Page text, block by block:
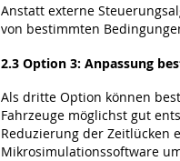
Anstatt externe
von bestimmten
2.3 Option 3: Anpassung
Als dritte Option können
Fahrzeuge möglichst gut
Reduzierung der Zeitlücken
Mikrosimulationssoftware